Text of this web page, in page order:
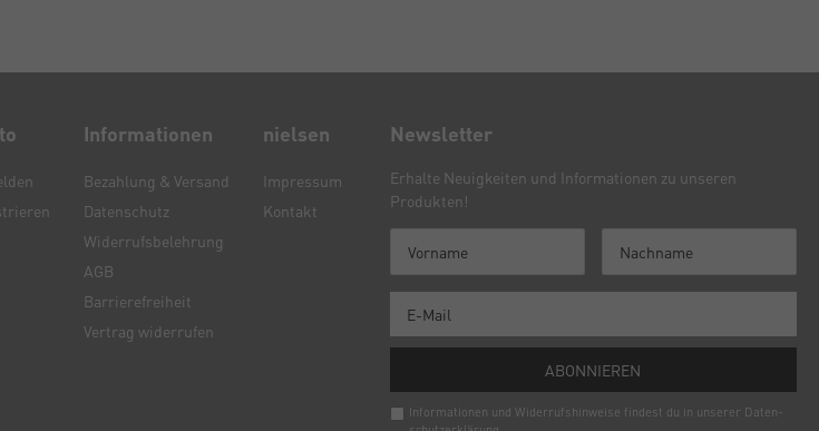
Informationen
Bezahlung & Versand
Datenschutz
Widerrufsbelehrung
AGB
Barrierefreiheit
Vertrag widerrufen
nielsen
Impressum
Kontakt
Newsletter
Erhalte Neuigkeiten und Informationen zu unseren
Produkten!
ABONNIEREN
Informationen und Widerrufshinweise findest du in unserer Daten­